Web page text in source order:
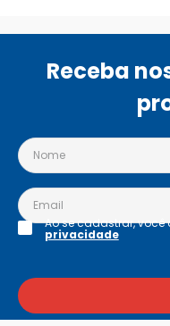
Receba
Ao se cadastrar,
privacidade